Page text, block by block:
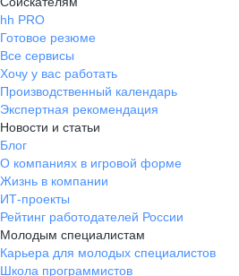
hh PRO
Готовое резюме
Все сервисы
Хочу у вас работать
Производственный календарь
Экспертная рекомендация
Новости и статьи
Блог
О компаниях в игровой форме
Жизнь в компании
ИТ-проекты
Рейтинг работодателей России
Молодым специалистам
Карьера для молодых специалистов
Школа программистов